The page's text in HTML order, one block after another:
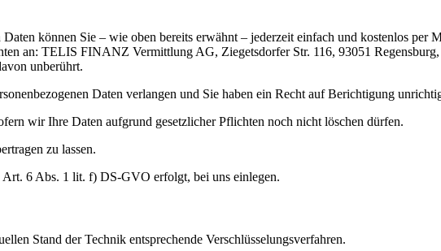
können Sie – wie oben bereits erwähnt – jederzeit einfach und kostenlos per
an: TELIS FINANZ Vermittlung AG, Ziegetsdorfer Str. 116, 93051
unberührt.
Daten verlangen und Sie haben ein Recht auf Berichtigung
wir Ihre Daten aufgrund gesetzlicher Pflichten noch nicht löschen dürfen.
zu lassen.
Art. 6 Abs. 1 lit. f) DS-GVO erfolgt, bei uns einlegen.
Stand der Technik entsprechende Verschlüsselungsverfahren.